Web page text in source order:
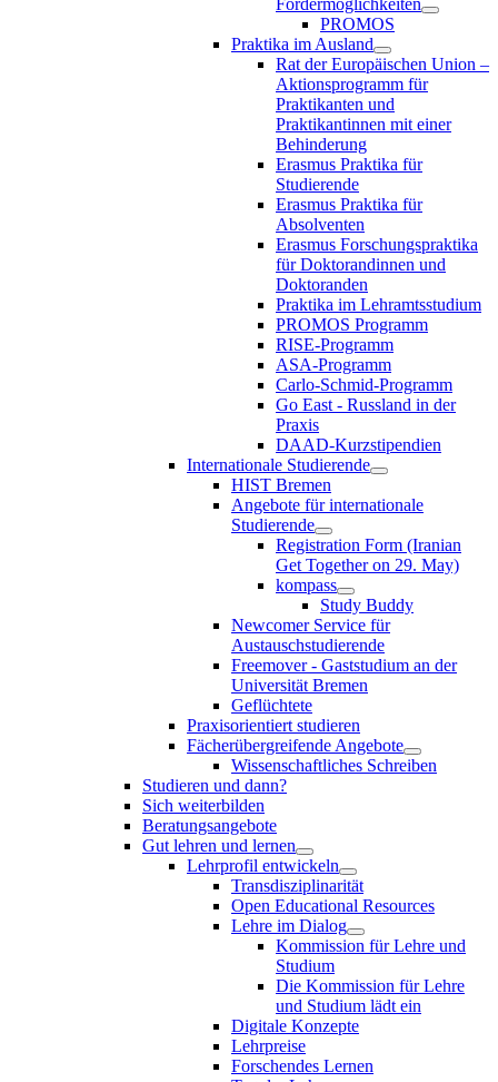
PROMOS
Praktika im Ausland
Rat der Europäischen Union –
Aktionsprogramm für
Praktikanten und
Praktikantinnen mit einer
Behinderung
Erasmus Praktika für
Studierende
Erasmus Praktika für
Absolventen
Erasmus Forschungspraktika
für Doktorandinnen und
Doktoranden
Praktika im Lehramtsstudium
PROMOS Programm
RISE-Programm
ASA-Programm
Carlo-Schmid-Programm
Go East - Russland in der
Praxis
DAAD-Kurzstipendien
Internationale Studierende
HIST Bremen
Angebote für internationale
Studierende
Registration Form (Iranian
Get Together on 29. May)
kompass
Study Buddy
Newcomer Service für
Austauschstudierende
Freemover - Gaststudium an der
Universität Bremen
Geflüchtete
Praxisorientiert studieren
Fächerübergreifende Angebote
Wissenschaftliches Schreiben
Studieren und dann?
Sich weiterbilden
Beratungsangebote
Gut lehren und lernen
Lehrprofil entwickeln
Transdisziplinarität
Open Educational Resources
Lehre im Dialog
Kommission für Lehre und
Studium
Die Kommission für Lehre
und Studium lädt ein
Digitale Konzepte
Lehrpreise
Forschendes Lernen